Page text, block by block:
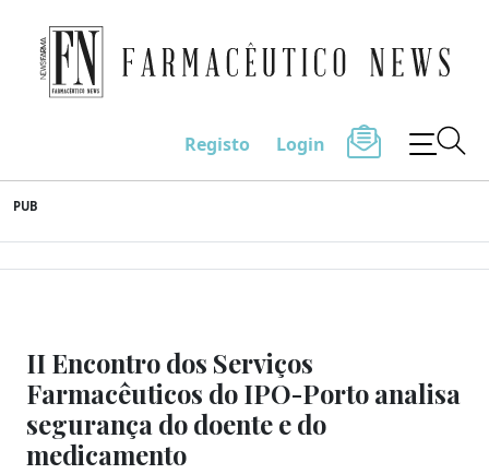
to
content
Farmacêutico News
Registo Login
PUB
II Encontro dos Serviços
Farmacêuticos do IPO-Porto analisa
segurança do doente e do
medicamento